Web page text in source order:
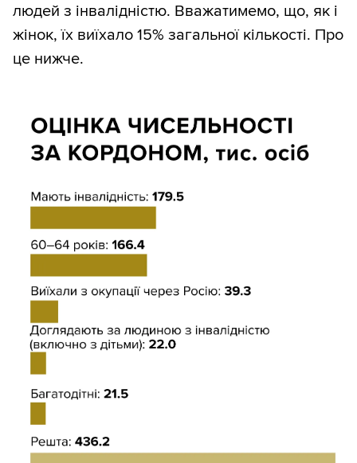
людей з інвалідністю. Вважатимемо, що, як і
жінок, їх виїхало 15% загальної кількості. Про
це нижче.